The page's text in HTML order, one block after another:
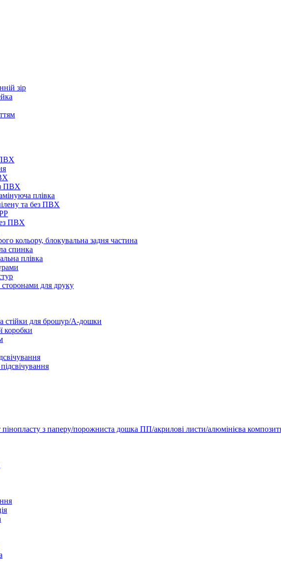
зір
ПВХ
ПВХ
плівка
та без ПВХ
ПВХ
кольору, блокувальна задня частина
спинка
плівка
для друку
стійки для брошур/А-дошки
коробки
з паперу/порожниста дошка ПП/акрилові листи/алюмінієва